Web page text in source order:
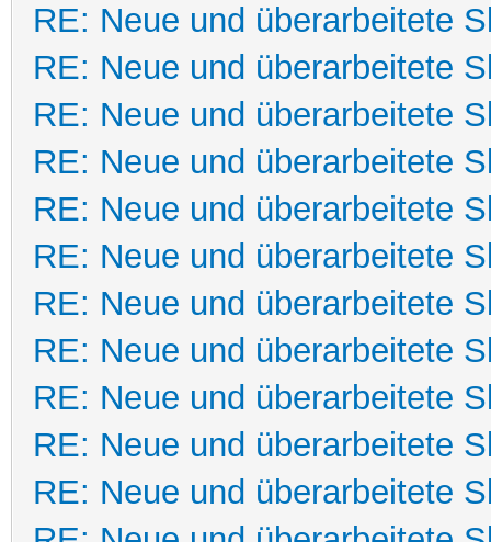
RE: Neue und überarbeitete
RE: Neue und überarbeitete
RE: Neue und überarbeitete
RE: Neue und überarbeitete
RE: Neue und überarbeitete
RE: Neue und überarbeitete
RE: Neue und überarbeitete
RE: Neue und überarbeitete
RE: Neue und überarbeitete
RE: Neue und überarbeitete
RE: Neue und überarbeitete